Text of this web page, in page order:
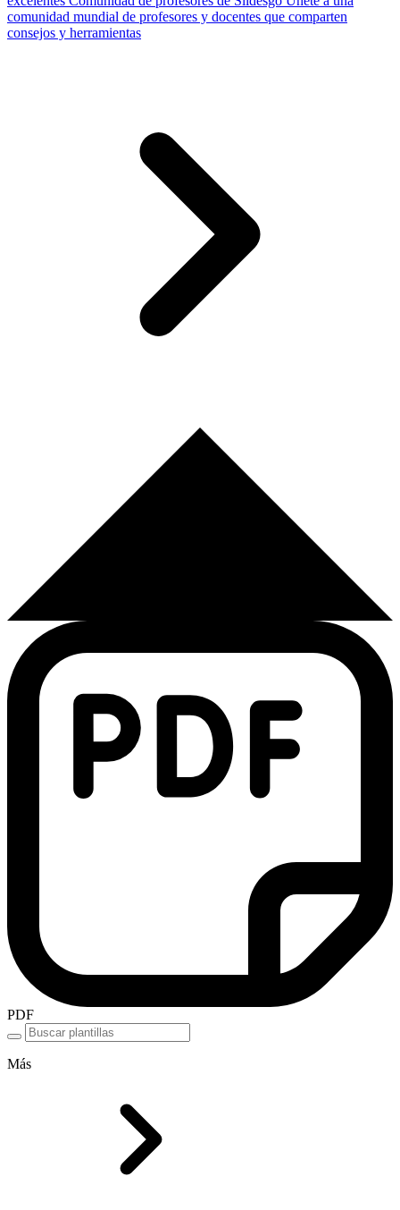
comunidad mundial de profesores y docentes que comparten
consejos y herramientas
PDF
Más